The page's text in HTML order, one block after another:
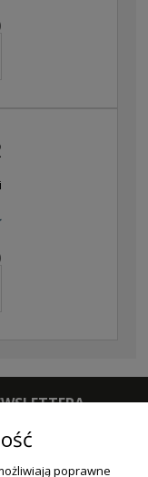
poprawne